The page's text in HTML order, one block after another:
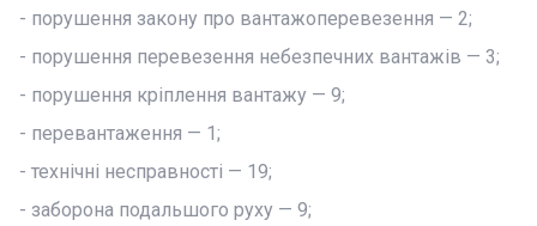
- порушення закону про вантажоперевезення — 2;
- порушення перевезення небезпечних вантажів — 3;
- порушення кріплення вантажу — 9;
- перевантаження — 1;
- технічні несправності — 19;
- заборона подальшого руху — 9;